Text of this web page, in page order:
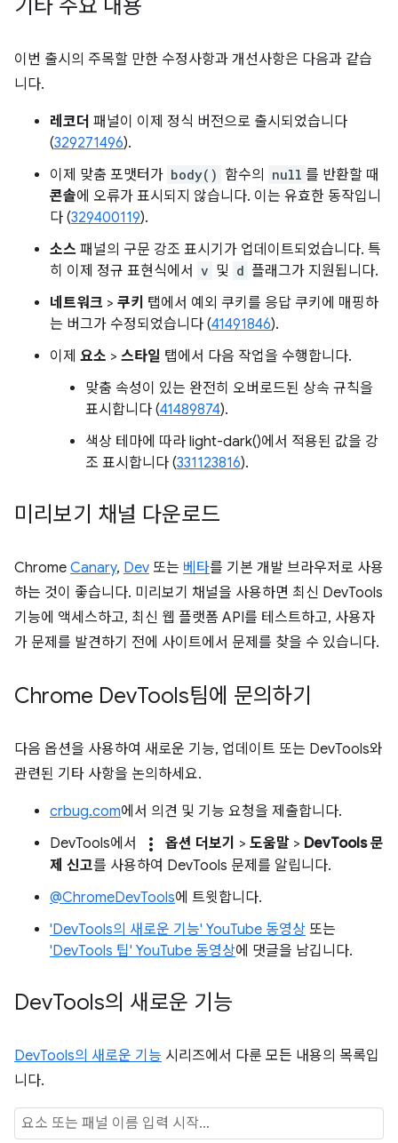
기타 주요 내용
이번 출시의 주목할 만한 수정사항과 개선사항은 다음과 같습
니다.
레코더 패널이 이제 정식 버전으로 출시되었습니다
(329271496).
이제 맞춤 포맷터가 body() 함수의 null 를 반환할 때
콘솔에 오류가 표시되지 않습니다. 이는 유효한 동작입니
다 (329400119).
소스 패널의 구문 강조 표시기가 업데이트되었습니다. 특
히 이제 정규 표현식에서 v 및 d 플래그가 지원됩니다.
네트워크 > 쿠키 탭에서 예외 쿠키를 응답 쿠키에 매핑하
는 버그가 수정되었습니다 (41491846).
이제 요소 > 스타일 탭에서 다음 작업을 수행합니다.
맞춤 속성이 있는 완전히 오버로드된 상속 규칙을
표시합니다 (41489874).
색상 테마에 따라 light-dark()에서 적용된 값을 강
조 표시합니다 (331123816).
미리보기 채널 다운로드
Chrome Canary, Dev 또는 베타를 기본 개발 브라우저로 사용
하는 것이 좋습니다. 미리보기 채널을 사용하면 최신 DevTools
기능에 액세스하고, 최신 웹 플랫폼 API를 테스트하고, 사용자
가 문제를 발견하기 전에 사이트에서 문제를 찾을 수 있습니다.
Chrome DevTools팀에 문의하기
다음 옵션을 사용하여 새로운 기능, 업데이트 또는 DevTools와
관련된 기타 사항을 논의하세요.
crbug.com에서 의견 및 기능 요청을 제출합니다.
DevTools에서
more_vert 옵션 더보기 > 도움말 > DevTools 문
제 신고를 사용하여 DevTools 문제를 알립니다.
@ChromeDevTools에 트윗합니다.
'DevTools의 새로운 기능' YouTube 동영상 또는
'DevTools 팁' YouTube 동영상에 댓글을 남깁니다.
DevTools의 새로운 기능
DevTools의 새로운 기능 시리즈에서 다룬 모든 내용의 목록입
니다.